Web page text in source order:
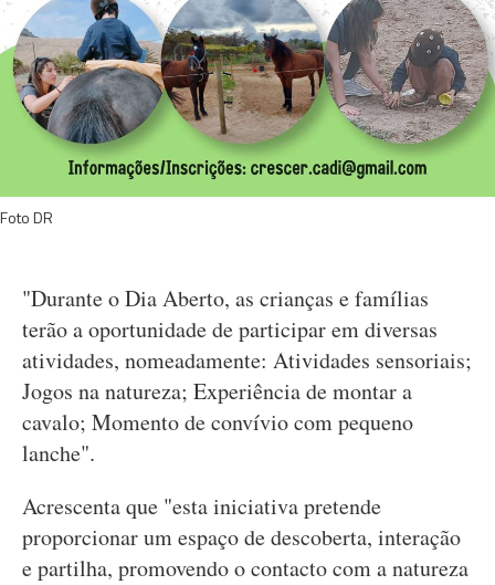
Foto DR
"Durante o Dia Aberto, as crianças e famílias
terão a oportunidade de participar em diversas
atividades, nomeadamente: Atividades sensoriais;
Jogos na natureza; Experiência de montar a
cavalo; Momento de convívio com pequeno
lanche".
Acrescenta que "esta iniciativa pretende
proporcionar um espaço de descoberta, interação
e partilha, promovendo o contacto com a natureza